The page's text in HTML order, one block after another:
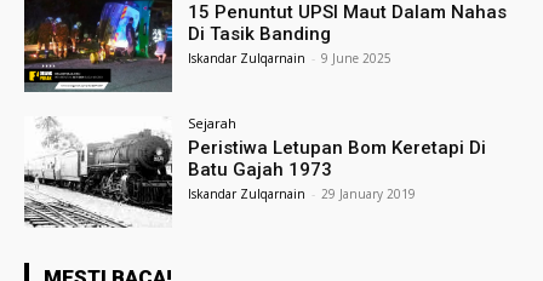
15 Penuntut UPSI Maut Dalam Nahas
Di Tasik Banding
Iskandar Zulqarnain - 9 June 2025
Sejarah
Peristiwa Letupan Bom Keretapi Di
Batu Gajah 1973
Iskandar Zulqarnain - 29 January 2019